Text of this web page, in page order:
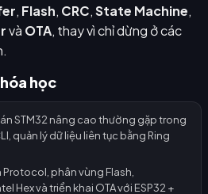
, Flash, CRC,State Machine,
và OTA, thay vì chỉ dừng ở các
học
STM32 nâng cao thường gặp trong
quản lý dữ liệu liên tục bằng Ring
Protocol, phân vùng Flash,
Hex và triển khai OTA với ESP32 +